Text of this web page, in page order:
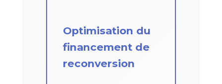
Optimisation du
financement de
reconversion